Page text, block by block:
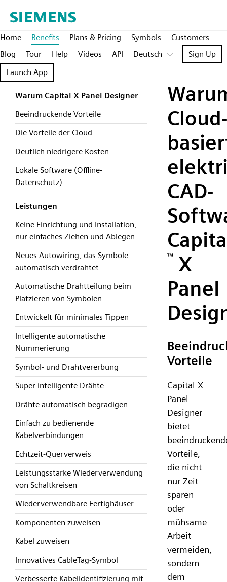
Home Benefits Plans & Pricing Symbols
Customers
Blog
Tour Help Videos API Deutsch
Sign Up
Launch App
Warum Capital X Panel Designer
Beeindruckende Vorteile
Die Vorteile der Cloud
Deutlich niedrigere Kosten
Lokale Software (Offline-
Datenschutz)
Leistungen
Keine Einrichtung und Installation,
nur einfaches Ziehen und Ablegen
Neues Autowiring, das Symbole
automatisch verdrahtet
Automatische Drahtteilung beim
Platzieren von Symbolen
Entwickelt für minimales Tippen
Intelligente automatische
Nummerierung
Symbol- und Drahtvererbung
Super intelligente Drähte
Drähte automatisch begradigen
Einfach zu bedienende
Kabelverbindungen
Echtzeit-Querverweis
Leistungsstarke Wiederverwendung
von Schaltkreisen
Wiederverwendbare Fertighäuser
Komponenten zuweisen
Kabel zuweisen
Innovatives CableTag-Symbol
Verbesserte Kabelidentifizierung mit
Cloud-
CAD-
™
X
Panel
Vorteile
Capital X
Panel
Designer
bietet
Vorteile,
die nicht
nur Zeit
sparen
oder
mühsame
Arbeit
vermeiden,
sondern
dem